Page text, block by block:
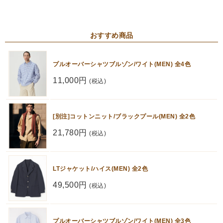
おすすめ商品
プルオーバーシャツブルゾン/ワイト(MEN) 全4色
11,000円 (税込)
[別注]コットンニット/ブラックプール(MEN) 全2色
21,780円 (税込)
LTジャケット/ハイス(MEN) 全2色
49,500円 (税込)
プルオーバーシャツブルゾン/ワイト(MEN) 全3色